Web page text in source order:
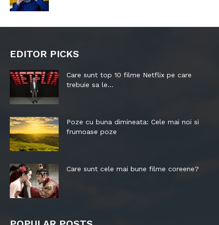
EDITOR PICKS
Care sunt top 10 filme Netflix pe care
trebuie sa le...
Poze cu buna dimineata: Cele mai noi si
frumoase poze
Care sunt cele mai bune filme coreene?